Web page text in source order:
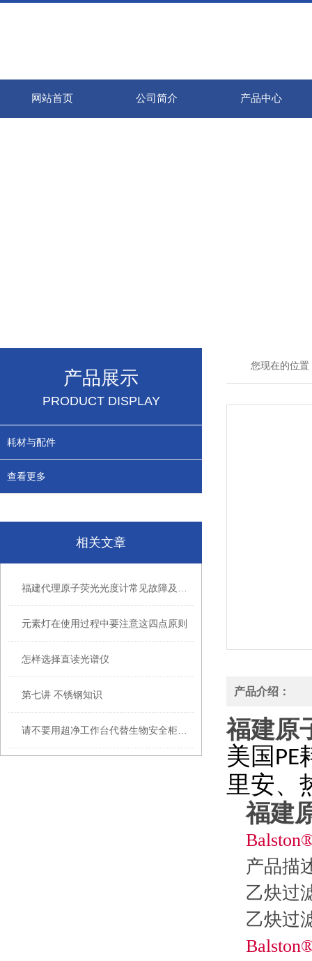
网站首页 公司简介 产品中心
产品展示
PRODUCT DISPLAY
耗材与配件
查看更多
相关文章
元素灯在使用过程中要注意这四点原则
怎样选择直读光谱仪
第七讲 不锈钢知识
您现在的位置
产品介绍：
福建原
美国 PE
里安、
福建
Balston
产
乙
乙
Balston